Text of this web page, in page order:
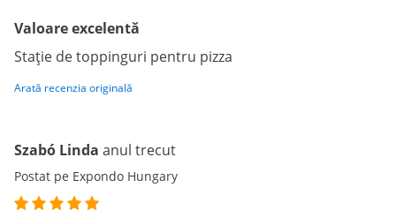
Valoare excelentă
Stație de toppinguri pentru pizza
Arată recenzia originală
Szabó Linda anul trecut
Postat pe Expondo Hungary